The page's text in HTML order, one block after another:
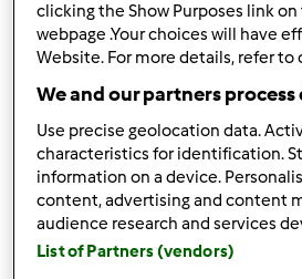
(4)
Calipos
porGast
11 2 Fácil 8
4.5 (4)
Bolo de
clicking the Show Purposes link
webpage .Your choices will have
Website. For more details, refer to
We and our partners
Use precise geolocation data.
characteristics for identification.
information on a device.
content, advertising and content
audience research and services
List of Partners (vendors)